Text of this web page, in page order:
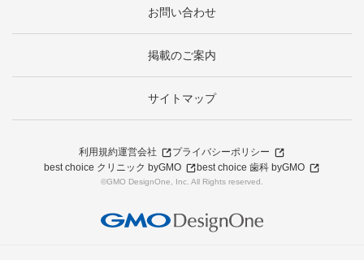
お問い合わせ
掲載のご案内
サイトマップ
利用規約運営会社
プライバシーポリシー
best choice クリニック byGMO
best choice 歯科 byGMO
©GMO DesignOne, Inc. All Rights reserved.